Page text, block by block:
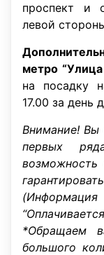
проспект и
левой
метро
на посадку
17.00 за день
Внимание! Вы
первых
возможность
*Обращаем
большого